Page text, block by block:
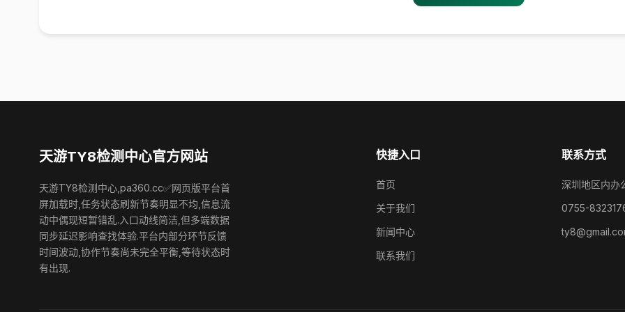
天游TY8检测中心官方网站
天游TY8检测中心,pa360.cc✅网页版平台首
屏加载时,任务状态刷新节奏明显不均,信息流
动中偶现短暂错乱.入口动线简洁,但多端数据
同步延迟影响查找体验.平台内部分环节反馈
时间波动,协作节奏尚未完全平衡,等待状态时
有出现.
快捷入口
首页
关于我们
新闻中心
联系我们
联系方式
深圳地区内办
0755-